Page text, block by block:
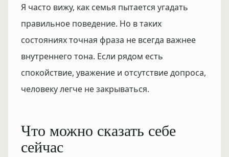
Я часто вижу, как семья пытается угадать
правильное поведение. Но в таких
состояниях точная фраза не всегда важнее
внутреннего тона. Если рядом есть
спокойствие, уважение и отсутствие допроса,
человеку легче не закрываться.
Что можно сказать себе
сейчас